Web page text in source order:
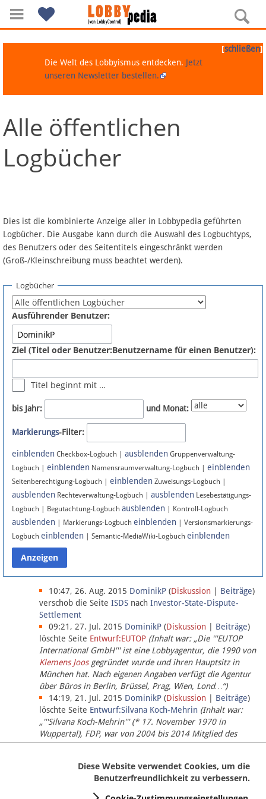
Navigation
Über Lobbypedia
Artikel nach Kategorien
FAQ
Fördermitglied werden
Fehler melden
Newsletter
Bluesky
Facebook
Instagram
Anmelden
Datenschutz
Über Lobbypedia
Impressum
[schließen]
Die Welt des Lobbyismus entdecken. Jetzt
unseren Newsletter bestellen.
Alle öffentlichen
Logbücher
Dies ist die kombinierte Anzeige aller in Lobbypedia geführten
Logbücher. Die Ausgabe kann durch die Auswahl des Logbuchtyps,
des Benutzers oder des Seitentitels eingeschränkt werden
(Groß-/Kleinschreibung muss beachtet werden).
Logbücher
Ausführender Benutzer:
Ziel (Titel oder Benutzer:Benutzername für einen Benutzer):
Titel beginnt mit …
bis Jahr: und Monat:
Markierungs-Filter:
einblenden Checkbox-Logbuch | ausblenden Gruppenverwaltung-
Logbuch | einblenden Namensraumverwaltung-Logbuch | einblenden
Seitenberechtigung-Logbuch | einblenden Zuweisungs-Logbuch |
ausblenden Rechteverwaltung-Logbuch | ausblenden Lesebestätigungs-
Logbuch | Begutachtung-Logbuch ausblenden | Kontroll-Logbuch
ausblenden | Markierungs-Logbuch einblenden | Versionsmarkierungs-
Logbuch einblenden | Semantic-MediaWiki-Logbuch einblenden
10:47, 26. Aug. 2015 DominikP (Diskussion Beiträge)
verschob die Seite ISDS nach Investor-State-Dispute-
Settlement
09:21, 27. Jul. 2015 DominikP (Diskussion Beiträge)
löschte Seite Entwurf:EUTOP (Inhalt war: „Die '''EUTOP
International GmbH''' ist eine Lobbyagentur, die 1990 von
Klemens Joosgegründet wurde und ihren Hauptsitz in
München hat. Nach eigenen Angaben verfügt die Agentur
über Büros in Berlin, Brüssel, Prag, Wien, Lond…“)
14:19, 21. Jul. 2015 DominikP (Diskussion Beiträge)
löschte Seite Entwurf:Silvana Koch-Mehrin (Inhalt war:
„'''Silvana Koch-Mehrin''' (* 17. November 1970 in
Wuppertal), FDP, war von 2004 bis 2014 Mitglied des
Europäischen Parlaments, seit November 2014 ist sie für
Diese Website verwendet Cookies, um die
Benutzerfreundlichkeit zu verbessern.